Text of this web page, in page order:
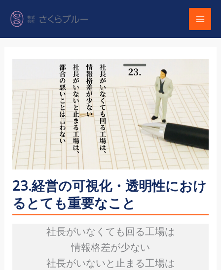
を
23.経営の可視化・透明性におけ
るとても重要なこと
社長がいなくても回る工場は
情報格差が少ない
社長がいないと止まる工場は